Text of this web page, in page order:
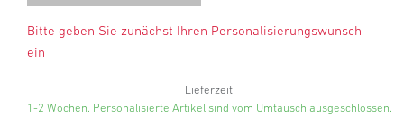
Bitte geben Sie zunächst Ihren Personalisierungswunsch
ein
Lieferzeit:
1-2 Wochen. Personalisierte Artikel sind vom Umtausch ausgeschlossen.